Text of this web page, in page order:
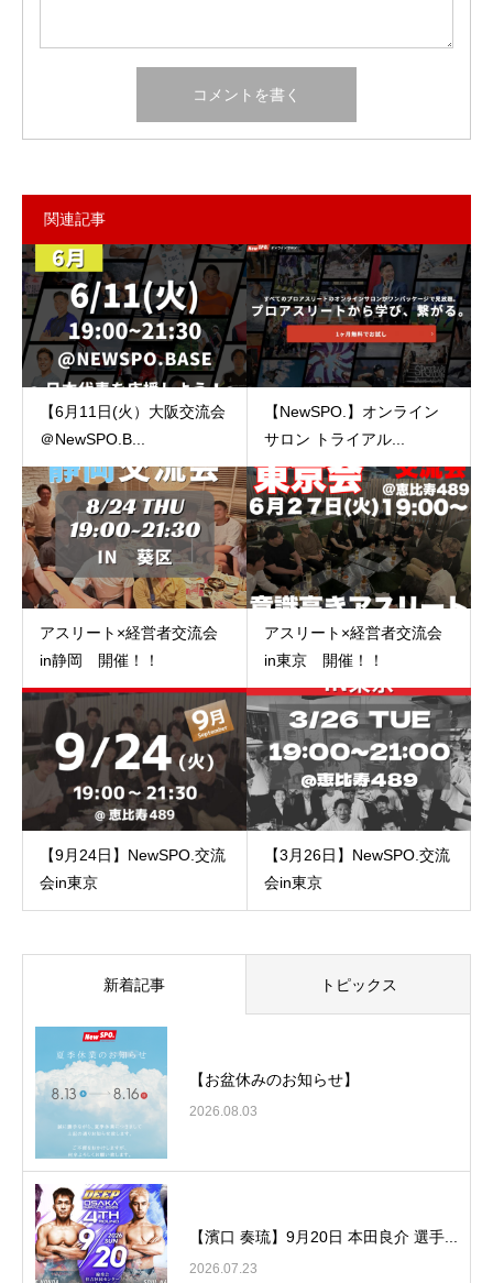
関連記事
【6月11日(火）大阪交流会
＠NewSPO.B...
【NewSPO.】オンライン
サロン トライアル...
アスリート×経営者交流会
in静岡 開催！！
アスリート×経営者交流会
in東京 開催！！
【9月24日】NewSPO.交流
会in東京
【3月26日】NewSPO.交流
会in東京
新着記事 トピックス
【お盆休みのお知らせ】
2026.08.03
【濱口 奏琉】9月20日 本田良介 選手...
2026.07.23